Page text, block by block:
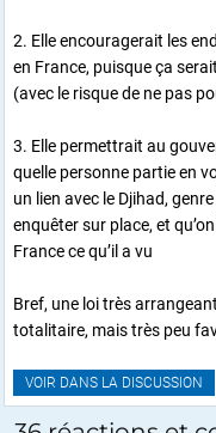
2. Elle encouragerait les
en France, puisque ça
(avec le risque de ne pas
3. Elle permettrait au
quelle personne partie en
un lien avec le Djihad,
enquêter sur place, et
France ce qu’il a vu
Bref, une loi très
totalitaire, mais très peu
VOIR DANS LA DISCUSSION